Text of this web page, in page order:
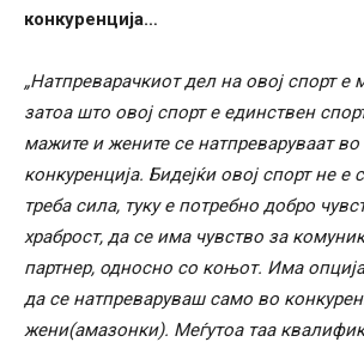
конкуренција…
„Натпреварачкиот дел на овој спорт е
затоа што овој спорт е единствен
мажите и жените се натпреваруваат во
конкуренција. Бидејќи овој спорт не е
треба сила, туку е потребно добро
храброст, да се има чувство за
партнер, односно со коњот. Има
да се натпреваруваш само во
жени(амазонки). Меѓутоа таа